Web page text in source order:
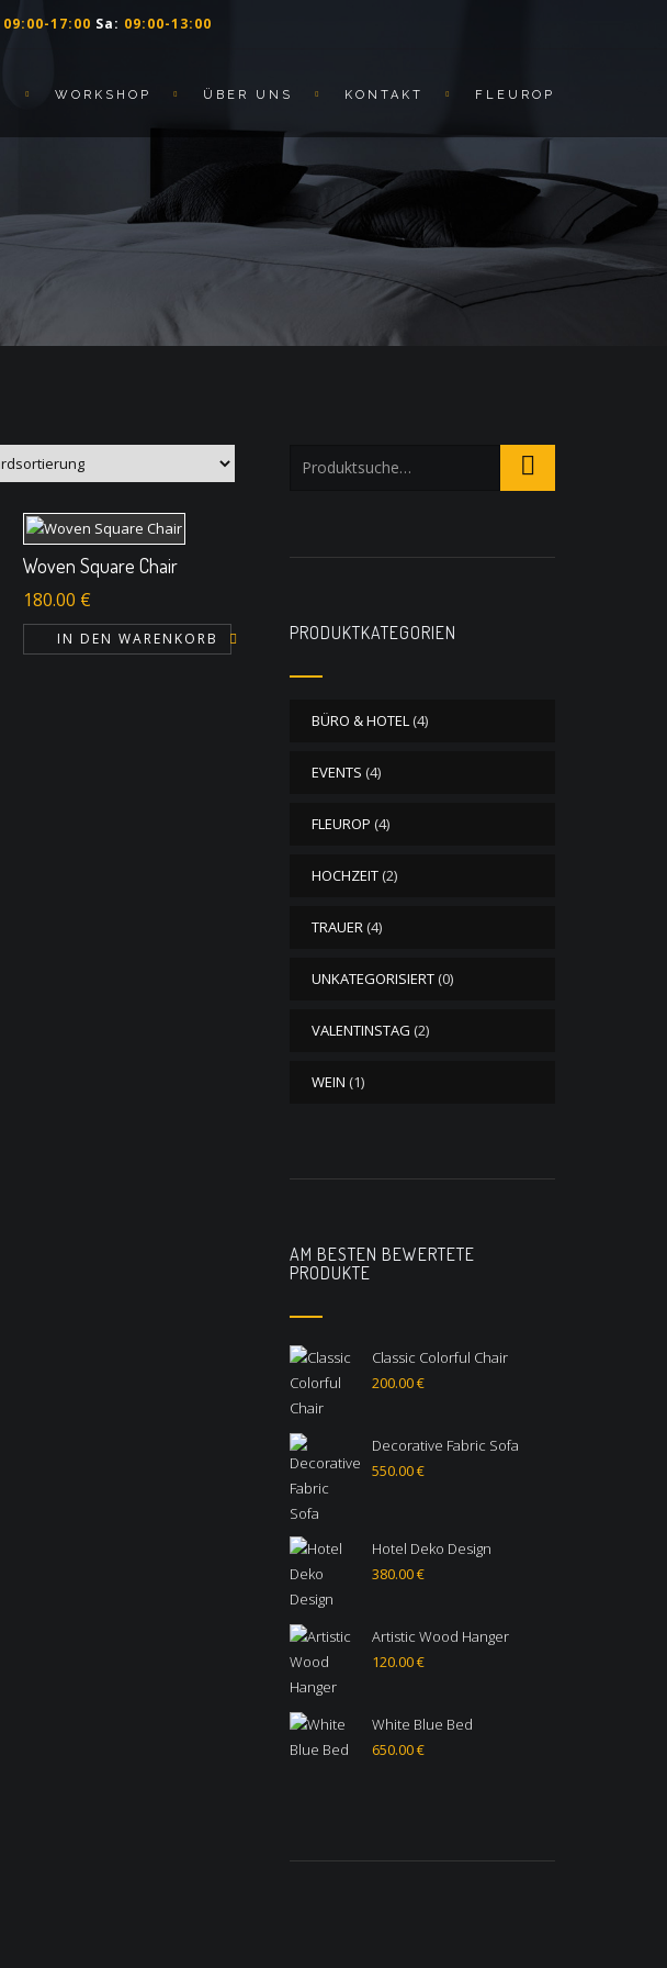
09:00-17:00 Sa: 09:00-13:00
WORKSHOP ÜBER UNS KONTAKT FLEUROP
Woven Square Chair
180.00 €
IN DEN WARENKORB PRODUKTKATEGORIEN
BÜRO & HOTEL (4)
EVENTS (4)
FLEUROP (4)
HOCHZEIT (2)
TRAUER (4)
UNKATEGORISIERT (0)
VALENTINSTAG (2)
WEIN (1)
AM BESTEN BEWERTETE
PRODUKTE
Classic Colorful Chair
200.00€
Decorative Fabric Sofa
550.00€
Hotel Deko Design
380.00€
Artistic Wood Hanger
120.00€
White Blue Bed
650.00€